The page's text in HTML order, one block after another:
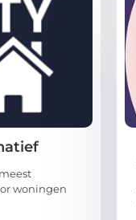
woningen